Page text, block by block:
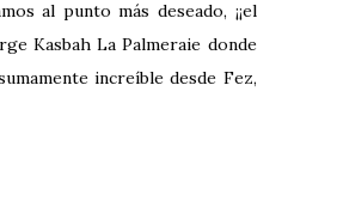
al punto más deseado, ¡¡el
Kasbah La Palmeraie donde
increíble desde Fez,